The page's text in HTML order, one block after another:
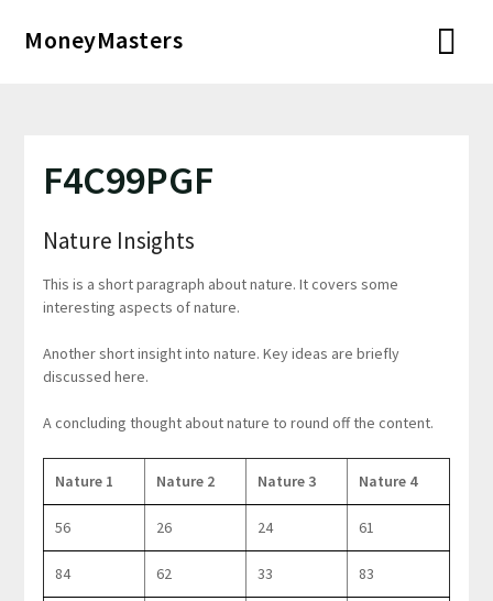
MoneyMasters
F4C99PGF
Nature Insights
This is a short paragraph about nature. It covers some
interesting aspects of nature.
Another short insight into nature. Key ideas are briefly
discussed here.
A concluding thought about nature to round off the content.
Nature 1 Nature 2 Nature 3 Nature 4
56 26 24 61
84 62 33 83